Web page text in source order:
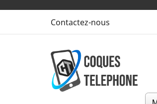
Contactez-nous